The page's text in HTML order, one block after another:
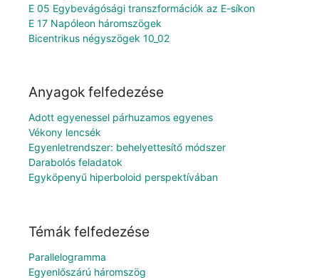
E 05 Egybevágósági transzformációk az E-síkon
E 17 Napóleon háromszögek
Bicentrikus négyszögek 10_02
Anyagok felfedezése
Adott egyenessel párhuzamos egyenes
Vékony lencsék
Egyenletrendszer: behelyettesítő módszer
Darabolós feladatok
Egyköpenyű hiperboloid perspektívában
Témák felfedezése
Parallelogramma
Egyenlőszárú háromszög